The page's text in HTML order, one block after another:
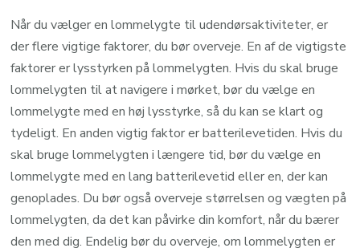
Når du vælger en lommelygte til udendørsaktiviteter, er
der flere vigtige faktorer, du bør overveje. En af de vigtigste
faktorer er lysstyrken på lommelygten. Hvis du skal bruge
lommelygten til at navigere i mørket, bør du vælge en
lommelygte med en høj lysstyrke, så du kan se klart og
tydeligt. En anden vigtig faktor er batterilevetiden. Hvis du
skal bruge lommelygten i længere tid, bør du vælge en
lommelygte med en lang batterilevetid eller en, der kan
genoplades. Du bør også overveje størrelsen og vægten på
lommelygten, da det kan påvirke din komfort, når du bærer
den med dig. Endelig bør du overveje, om lommelygten er